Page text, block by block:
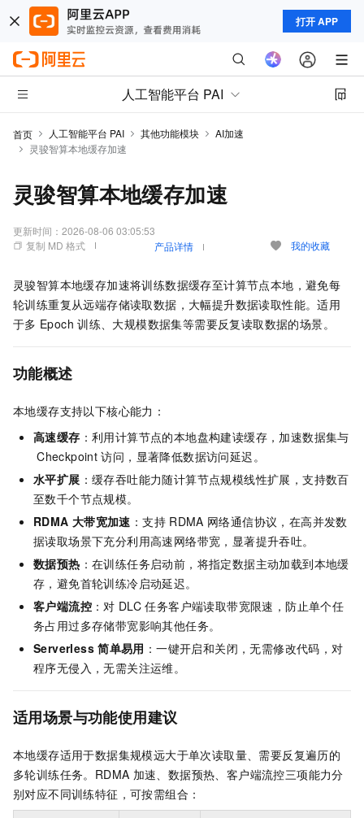
打开 APP
人工智能平台 PAI
首页 人工智能平台 PAI 其他功能模块
AI加速
灵骏智算本地缓存加速
灵骏智算本地缓存加速
更新时间： 2026-08-06 03:05:53
复制 MD 格式
产品详情 我的收藏
灵骏智算本地缓存加速将训练数据缓存至计算节点本地，避免每
轮训练重复从远端存储读取数据，大幅提升数据读取性能。适用
于多 Epoch 训练、大规模数据集等需要反复读取数据的场景。
功能概述
本地缓存支持以下核心能力：
高速缓存 ：利用计算节点的本地盘构建读缓存，加速数据集与
Checkpoint 访问，显著降低数据访问延迟。
水平扩展 ：缓存吞吐能力随计算节点规模线性扩展，支持数百
至数千个节点规模。
RDMA 大带宽加速 ：支持 RDMA 网络通信协议，在高并发数
据读取场景下充分利用高速网络带宽，显著提升吞吐。
数据预热 ：在训练任务启动前，将指定数据主动加载到本地缓
存，避免首轮训练冷启动延迟。
客户端流控 ：对 DLC 任务客户端读取带宽限速，防止单个任
务占用过多存储带宽影响其他任务。
Serverless 简单易用 ：一键开启和关闭，无需修改代码，对
程序无侵入，无需关注运维。
适用场景与功能使用建议
本地缓存适用于数据集规模远大于单次读取量、需要反复遍历的
多轮训练任务。RDMA 加速、数据预热、客户端流控三项能力分
别对应不同训练特征，可按需组合：